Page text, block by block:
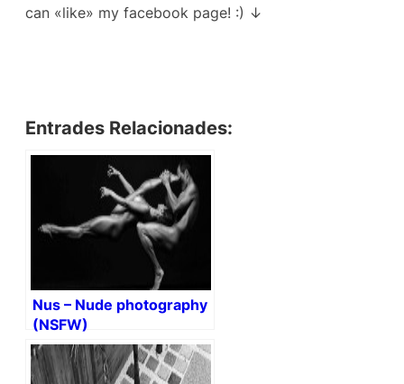
can «like» my facebook page! :) ↓
Entrades Relacionades:
Nus – Nude photography
(NSFW)